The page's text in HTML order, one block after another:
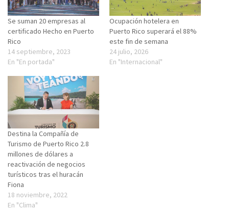
Se suman 20 empresas al
certificado Hecho en Puerto
Rico
14 septiembre, 2023
En "En portada"
Ocupación hotelera en
Puerto Rico superará el 88%
este fin de semana
24 julio, 2026
En "Internacional"
Destina la Compañía de
Turismo de Puerto Rico 2.8
millones de dólares a
reactivación de negocios
turísticos tras el huracán
Fiona
18 noviembre, 2022
En "Clima"